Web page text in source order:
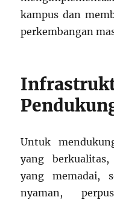
kampus dan
perkembangan
Untuk
yang
yang memadai,
nyaman,